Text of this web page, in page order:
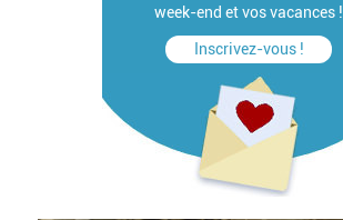
week-end et vos vacances !
Inscrivez-vous !